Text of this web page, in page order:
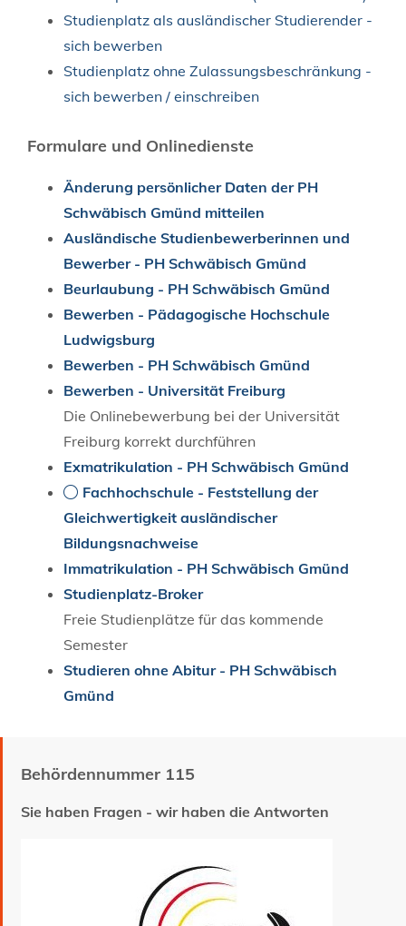
Studienplatz als ausländischer Studierender -
sich bewerben
Studienplatz ohne Zulassungsbeschränkung -
sich bewerben / einschreiben
Formulare und Onlinedienste
Änderung persönlicher Daten der PH
Schwäbisch Gmünd mitteilen
Ausländische Studienbewerberinnen und
Bewerber - PH Schwäbisch Gmünd
Beurlaubung - PH Schwäbisch Gmünd
Bewerben - Pädagogische Hochschule
Ludwigsburg
Bewerben - PH Schwäbisch Gmünd
Bewerben - Universität Freiburg
Die Onlinebewerbung bei der Universität
Freiburg korrekt durchführen
Exmatrikulation - PH Schwäbisch Gmünd
Fachhochschule - Feststellung der
Gleichwertigkeit ausländischer
Bildungsnachweise
Immatrikulation - PH Schwäbisch Gmünd
Studienplatz-Broker
Freie Studienplätze für das kommende
Semester
Studieren ohne Abitur - PH Schwäbisch
Gmünd
Behördennummer 115
Sie haben Fragen - wir haben die Antworten